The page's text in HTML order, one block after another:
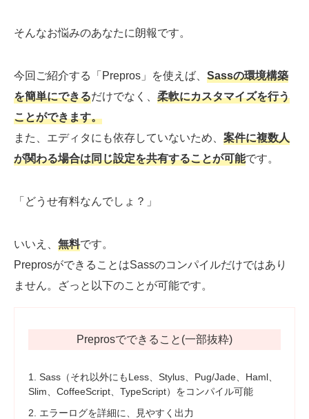
そんなお悩みのあなたに朗報です。
今回ご紹介する「Prepros」を使えば、 Sassの環境構築
を簡単にできるだけでなく、 柔軟にカスタマイズを行う
ことができます。
また、エディタにも依存していないため、 案件に複数人
が関わる場合は同じ設定を共有することが可能です。
「どうせ有料なんでしょ？」
いいえ、 無料です。
PreprosができることはSassのコンパイルだけではあり
ません。ざっと以下のことが可能です。
Preprosでできること(一部抜粋)
1. Sass（それ以外にもLess、Stylus、Pug/Jade、Haml、
Slim、CoffeeScript、TypeScript）をコンパイル可能
2. エラーログを詳細に、見やすく出力